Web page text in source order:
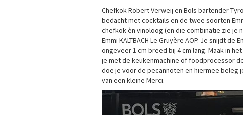
Chefkok Robert Verweij en Bols bartender
bedacht met cocktails en de twee soorten
chefkok èn vinoloog (en die combinatie zie je
Emmi KALTBACH Le Gruyère AOP. Je snijdt de
ongeveer 1 cm breed bij 4 cm lang. Maak in
je met de keukenmachine of foodprocessor
doe je voor de pecannoten en hiermee beleg
van een kleine Merci.